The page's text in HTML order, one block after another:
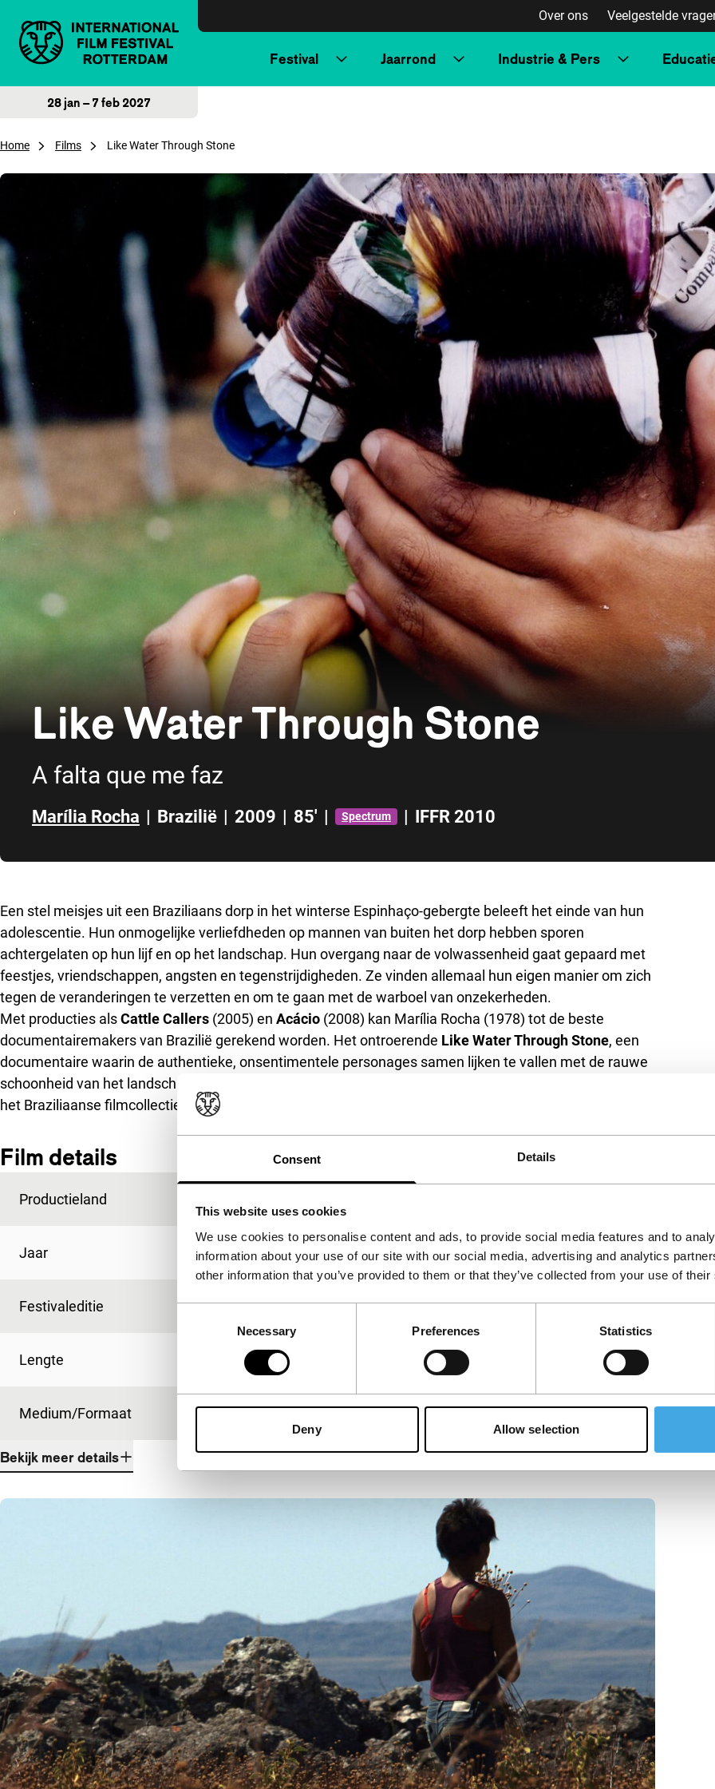
Consent Details
This website uses cookies
We use cookies to personalise content and ads, to provide social media features and to
information about your use of our site with our social media, advertising and analytics
other information that you’ve provided to them or that they’ve collected from your use of
Necessary Preferences Statistics
Deny Allow selection
Over ons Veelgestelde
Festival Jaarrond Industrie & Pers
28 jan – 7 feb 2027
Home Films Like Water Through Stone
Like Water Through Stone
A falta que me faz
Marília Rocha | Brazilië | 2009 | 85' | Spectrum | IFFR 2010
Een stel meisjes uit een Braziliaans dorp in het winterse Espinhaço-gebergte beleeft het einde van hun
adolescentie. Hun onmogelijke verliefdheden op mannen van buiten het dorp hebben sporen
achtergelaten op hun lijf en op het landschap. Hun overgang naar de volwassenheid gaat gepaard met
feestjes, vriendschappen, angsten en tegenstrijdigheden. Ze vinden allemaal hun eigen manier om zich
tegen de veranderingen te verzetten en om te gaan met de warboel van onzekerheden.
Met producties alsCattle Callers (2005) en Acácio (2008) kan Marília Rocha (1978) tot de beste
documentairemakers van Brazilië gerekend worden. Het ontroerende Like Water Through Stone, een
documentaire waarin de authentieke, onsentimentele personages samen lijken te vallen met de rauwe
schoonheid van het landschap, is een nieuw hoogtepunt in haar oeuvre. Rocha is medeoprichtster van
het Braziliaanse filmcollectief Teia.
Film details
Productieland
Jaar 2009
Festivaleditie IFFR 2010
Lengte
Medium/Formaat 35mm
Bekijk meer details